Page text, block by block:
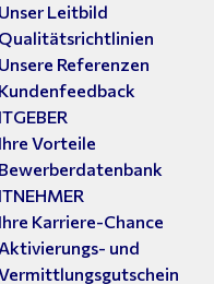
Unser Leitbild
Qualitätsrichtlinien
Unsere Referenzen
Kundenfeedback
Ihre Vorteile
Bewerberdatenbank
Ihre Karriere-Chance
Aktivierungs- und